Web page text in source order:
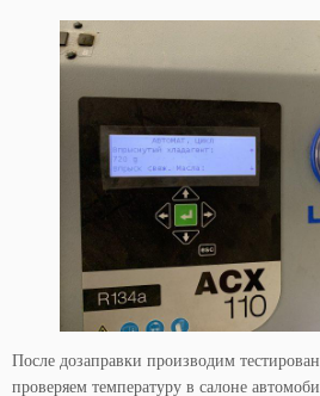
После дозаправки производим
проверяем температуру в салоне